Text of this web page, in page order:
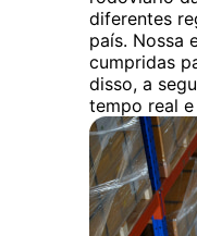
diferentes
país. Nossa
cumpridas
disso, a
tempo real